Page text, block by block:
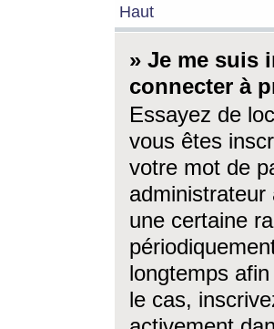
Haut
» Je me suis
connecter à
Essayez de
vous êtes
votre mot de
une certaine
longtemps
le cas,